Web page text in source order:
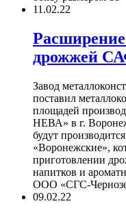
11.02.22
Расширение
дрожжей
Завод
поставил
площадей
НЕВА» в г.
будут
«Воронежские»,
приготовлении
напитков и
ООО «СГС-
09.02.22